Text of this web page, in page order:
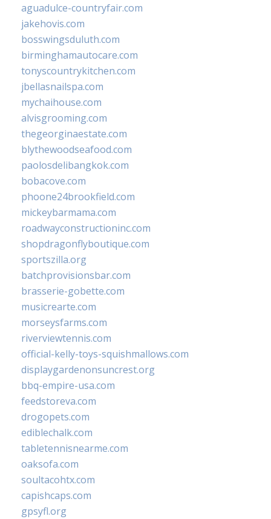
aguadulce-countryfair.com
jakehovis.com
bosswingsduluth.com
birminghamautocare.com
tonyscountrykitchen.com
jbellasnailspa.com
mychaihouse.com
alvisgrooming.com
thegeorginaestate.com
blythewoodseafood.com
paolosdelibangkok.com
bobacove.com
phoone24brookfield.com
mickeybarmama.com
roadwayconstructioninc.com
shopdragonflyboutique.com
sportszilla.org
batchprovisionsbar.com
brasserie-gobette.com
musicrearte.com
morseysfarms.com
riverviewtennis.com
official-kelly-toys-squishmallows.com
displaygardenonsuncrest.org
bbq-empire-usa.com
feedstoreva.com
drogopets.com
ediblechalk.com
tabletennisnearme.com
oaksofa.com
soultacohtx.com
capishcaps.com
gpsyfl.org